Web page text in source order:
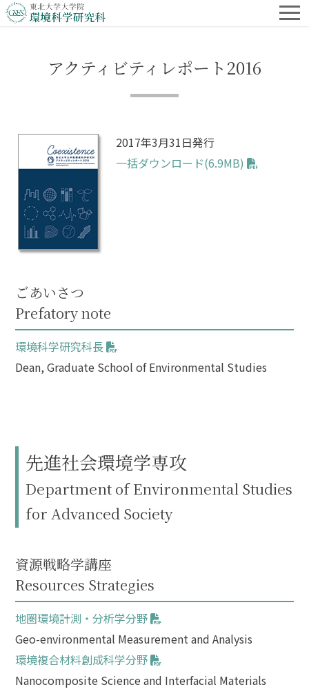
アクティビティレポート2016
2017年3月31日発行
一括ダウンロード(6.9MB)
ごあいさつ
Prefatory note
環境科学研究科長
Dean, Graduate School of Environmental Studies
先進社会環境学専攻
Department of Environmental Studies
for Advanced Society
資源戦略学講座
Resources Strategies
地圏環境計測・分析学分野
Geo-environmental Measurement and Analysis
環境複合材料創成科学分野
Nanocomposite Science and Interfacial Materials